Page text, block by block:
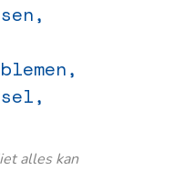
alles kan